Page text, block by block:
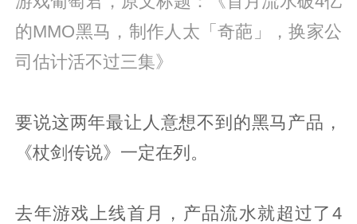
的MMO黑马，制作人太「奇葩」，换家公
司估计活不过三集》
要说这两年最让人意想不到的黑马产品，
《杖剑传说》一定在列。
去年游戏上线首月，产品流水就超过了4